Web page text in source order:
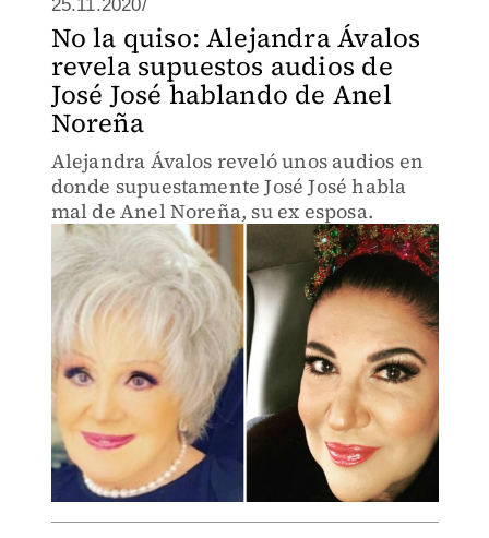
25.11.2020/
No la quiso: Alejandra Ávalos
revela supuestos audios de
José José hablando de Anel
Noreña
Alejandra Ávalos reveló unos audios en
donde supuestamente José José habla
mal de Anel Noreña, su ex esposa.